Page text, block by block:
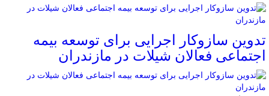
تدوین سازوکار اجرایی برای توسعه بیمه
اجتماعی فعالان شیلات در مازندران